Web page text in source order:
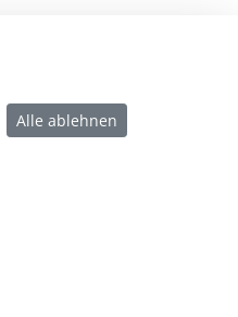
Alle ablehnen